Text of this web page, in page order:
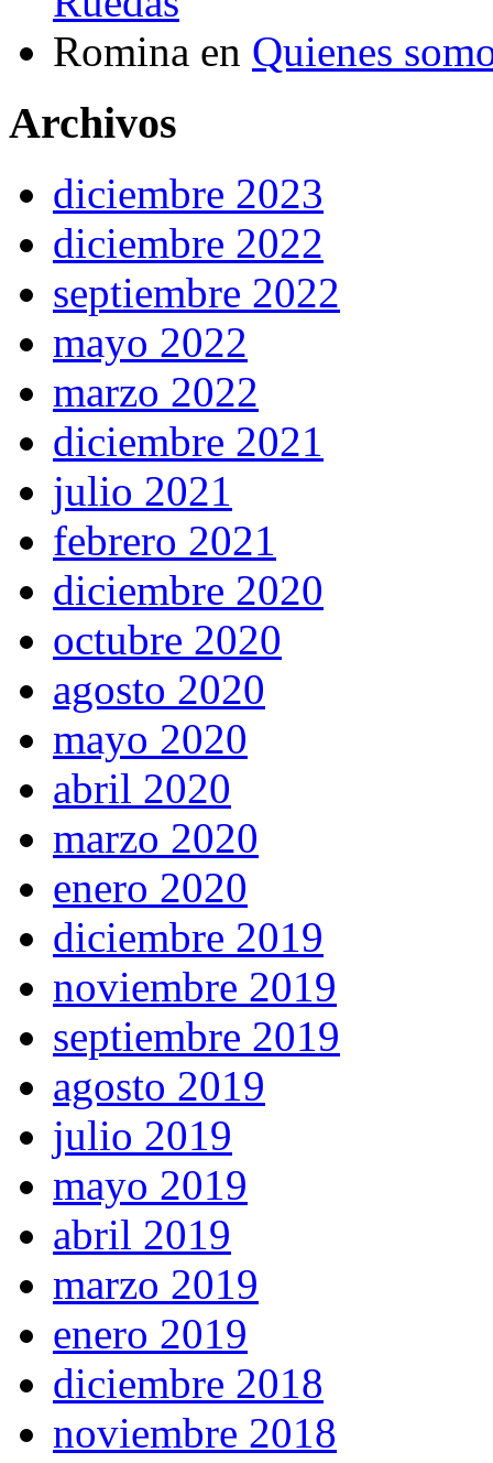
Romina en Quienes
Archivos
diciembre 2023
diciembre 2022
septiembre 2022
mayo 2022
marzo 2022
diciembre 2021
julio 2021
febrero 2021
diciembre 2020
octubre 2020
agosto 2020
mayo 2020
abril 2020
marzo 2020
enero 2020
diciembre 2019
noviembre 2019
septiembre 2019
agosto 2019
julio 2019
mayo 2019
abril 2019
marzo 2019
enero 2019
diciembre 2018
noviembre 2018